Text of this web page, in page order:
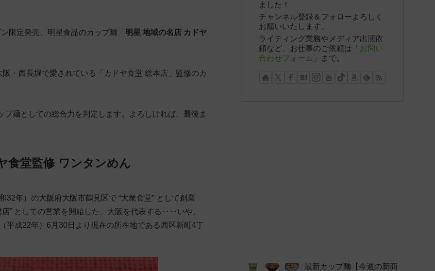
限定発売、明星食品のカップ麺「 明星 地域の名店 カドヤ
・西長堀で愛されている「カドヤ食堂 総本店」監修のカ
麺としての総合力を判定します。よろしければ、最後ま
食堂監修 ワンタンめん
年）の大阪府大阪市鶴見区で “大衆食堂” として創業
” としての営業を開始した、大阪を代表する‥‥いや、
平成22年）6月30日より現在の所在地である西区新町4丁
ました！
チャンネル登録＆フォローよろしく
お願いいたします。
ライティング業務やメディア出演依
頼など、お仕事のご依頼は「 お問い
合わせフォーム 」まで。
最新カップ麺【今週の新商